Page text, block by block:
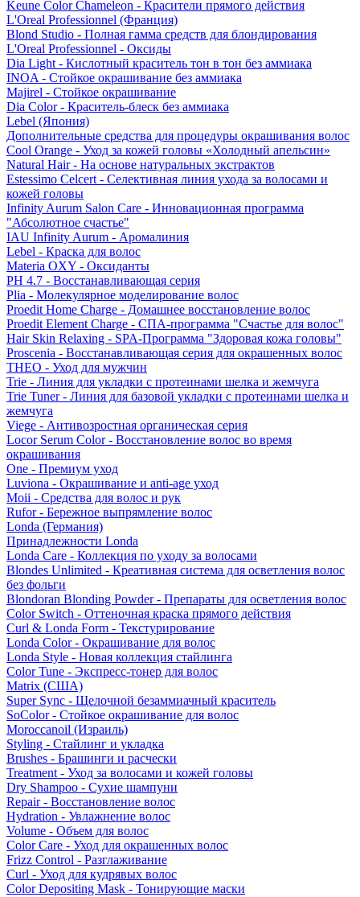
Keune Color Chameleon - Красители прямого действия
L'Oreal Professionnel (Франция)
Blond Studio - Полная гамма средств для блондирования
L'Oreal Professionnel - Оксиды
Dia Light - Кислотный краситель тон в тон без аммиака
INOA - Стойкое окрашивание без аммиака
Majirel - Стойкое окрашивание
Dia Color - Краситель-блеск без аммиака
Lebel (Япония)
Дополнительные средства для процедуры окрашивания волос
Cool Orange - Уход за кожей головы «Холодный апельсин»
Natural Hair - На основе натуральных экстрактов
Estessimo Celcert - Селективная линия ухода за волосами и
кожей головы
Infinity Aurum Salon Care - Инновационная программа
"Абсолютное счастье"
IAU Infinity Aurum - Аромалиния
Lebel - Краска для волос
Materia OXY - Оксиданты
PH 4.7 - Восстанавливающая серия
Plia - Молекулярное моделирование волос
Proedit Home Charge - Домашнее восстановление волос
Proedit Element Charge - СПА-программа "Счастье для волос"
Hair Skin Relaxing - SPA-Программа "Здоровая кожа головы"
Proscenia - Восстанавливающая серия для окрашенных волос
THEO - Уход для мужчин
Trie - Линия для укладки с протеинами шелка и жемчуга
Trie Tuner - Линия для базовой укладки с протеинами шелка и
жемчуга
Viege - Антивозростная органическая серия
Locor Serum Color - Восстановление волос во время
окрашивания
One - Премиум уход
Luviona - Окрашивание и anti-age уход
Moii - Средства для волос и рук
Rufor - Бережное выпрямление волос
Londa (Германия)
Принадлежности Londa
Londa Care - Коллекция по уходу за волосами
Blondes Unlimited - Креативная система для осветления волос
без фольги
Blondoran Blonding Powder - Препараты для осветления волос
Color Switch - Оттеночная краска прямого действия
Curl & Londa Form - Текстурирование
Londa Color - Окрашивание для волос
Londa Style - Новая коллекция стайлинга
Color Tune - Экспресс-тонер для волос
Matrix (США)
Super Sync - Щелочной безаммиачный краситель
SoColor - Стойкое окрашивание для волос
Moroccanoil (Израиль)
Styling - Стайлинг и укладка
Brushes - Брашинги и расчески
Treatment - Уход за волосами и кожей головы
Dry Shampoo - Сухие шампуни
Repair - Восстановление волос
Hydration - Увлажнение волос
Volume - Объем для волос
Color Care - Уход для окрашенных волос
Frizz Control - Разглаживание
Curl - Уход для кудрявых волос
Color Depositing Mask - Тонирующие маски